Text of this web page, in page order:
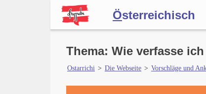
Österreichisch
Wörterbuch
Thema: Wie verfasse
Ostarrichi > Die Webseite > Vorschläge und